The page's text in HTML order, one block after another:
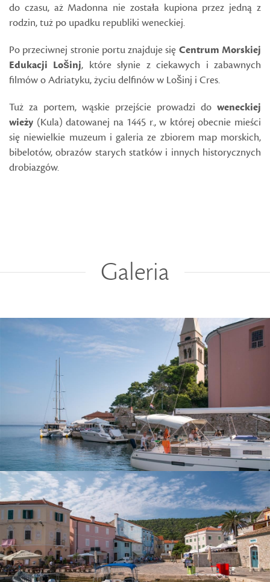
do czasu, aż Madonna nie została kupiona przez jedną z
rodzin, tuż po upadku republiki weneckiej.
Po przeciwnej stronie portu znajduje się Centrum Morskiej
Edukacji Lošinj, które słynie z ciekawych i zabawnych
filmów o Adriatyku, życiu delfinów w Lošinj i Cres.
Tuż za portem, wąskie przejście prowadzi do weneckiej
wieży (Kula) datowanej na 1445 r., w której obecnie mieści
się niewielkie muzeum i galeria ze zbiorem map morskich,
bibelotów, obrazów starych statków i innych historycznych
drobiazgów.
Galeria